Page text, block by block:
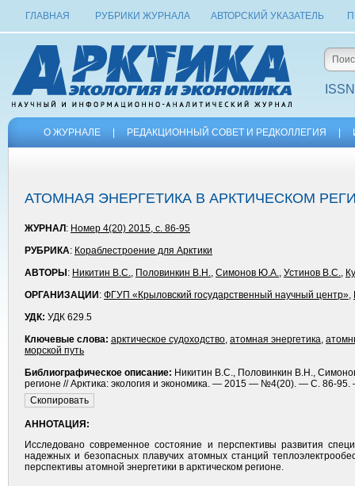
ГЛАВНАЯ РУБРИКИ ЖУРНАЛА АВТОРСКИЙ УКАЗАТЕЛЬ
О ЖУРНАЛЕ РЕДАКЦИОННЫЙ СОВЕТ И РЕДКОЛЛЕГИЯ
АТОМНАЯ ЭНЕРГЕТИКА В АРКТИЧЕСКОМ
ЖУРНАЛ : Номер 4(20) 2015, с. 86-95
РУБРИКА: Кораблестроение для Арктики
АВТОРЫ : Никитин В.С., Половинкин В.Н., Симонов Ю.А., Устинов В.С.,
ОРГАНИЗАЦИИ : ФГУП «Крыловский государственный научный центр»,
УДК: УДК 629.5
Ключевые слова: арктическое судоходство, атомная энергетика,
морской путь
Библиографическое описание: Никитин В.С., Половинкин В.Н.,
регионе // Арктика: экология и экономика. — 2015 — №4(20). — С. 86-95.
АННОТАЦИЯ:
Исследовано современное состояние и перспективы развития
надежных и безопасных плавучих атомных станций
перспективы атомной энергетики в арктическом регионе.